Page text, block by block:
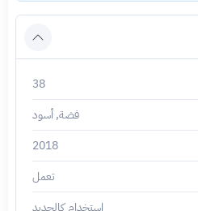
38
فضة, أسود
2018
تعمل